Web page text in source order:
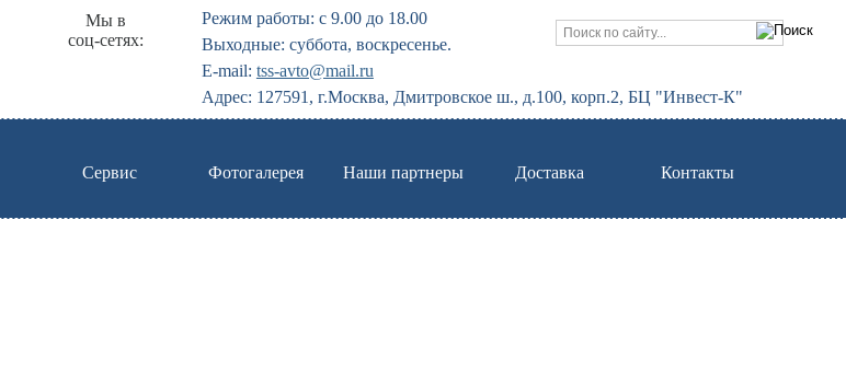
Мы в
соц-сетях:
Режим работы: с 9.00 до 18.00
Выходные: суббота, воскресенье.
E-mail: tss-avto@mail.ru
Адрес: 127591, г.Москва, Дмитровское ш., д.100, корп.2, БЦ "Инвест-К"
Сервис Фотогалерея Наши партнеры Доставка Контакты